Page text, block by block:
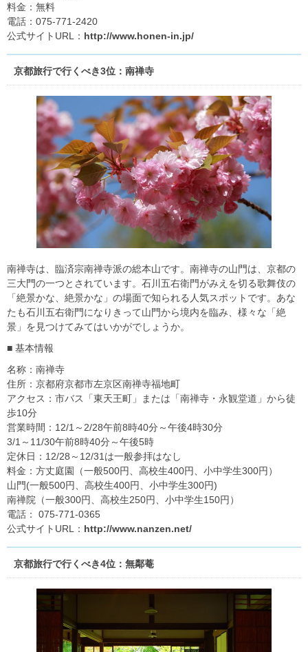
料金：無料
電話：075-771-2420
公式サイトURL： http://www.honen-in.jp/
京都旅行で行くべき3位：南禅寺
南禅寺は、臨済宗南禅寺派の総本山です。南禅寺の山門は、京都の
三大門の一つとされています。石川五右衛門がみえを切る歌舞伎の
「絶景かな、絶景かな」の場面で知られる人気スポットです。あな
たも石川五右衛門になりきって山門から境内を臨み、様々な「絶
景」を見つけてみてはいかがでしょうか。
■ 基本情報
名称：南禅寺
住所：京都府京都市左京区南禅寺福地町
アクセス：市バス「東天王町」または「南禅寺・永観堂道」から徒
歩10分
営業時間：12/1～2/28午前8時40分～午後4時30分
3/1～11/30午前8時40分～午後5時
定休日：12/28～12/31は一般参拝はなし
料金：方丈庭園（一般500円、高校生400円、小中学生300円）
山門(一般500円、高校生400円、小中学生300円)
南禅院（一般300円、高校生250円、小中学生150円）
電話： 075-771-0365
公式サイトURL： http://www.nanzen.net/
京都旅行で行くべき4位：無鄰菴